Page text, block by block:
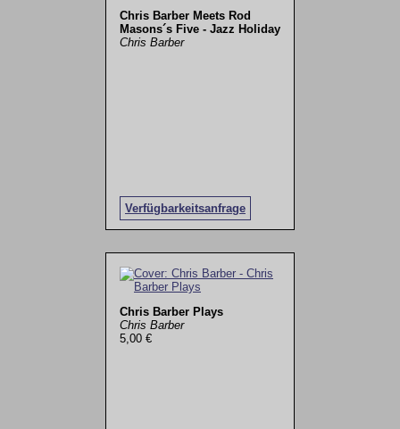
Chris Barber Meets Rod
Masons´s Five - Jazz Holiday
Chris Barber
Verfügbarkeitsanfrage
Chris Barber Plays
Chris Barber
5,00 €